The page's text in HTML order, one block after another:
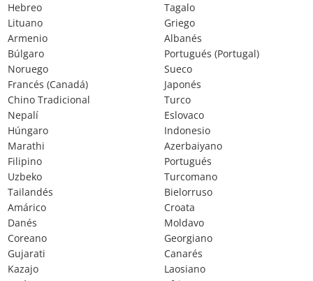
Hebreo
Tagalo
Lituano
Griego
Armenio
Albanés
Búlgaro
Portugués (Portugal)
Noruego
Sueco
Francés (Canadá)
Japonés
Chino Tradicional
Turco
Nepalí
Eslovaco
Húngaro
Indonesio
Marathi
Azerbaiyano
Filipino
Portugués
Uzbeko
Turcomano
Tailandés
Bielorruso
Amárico
Croata
Danés
Moldavo
Coreano
Georgiano
Gujarati
Canarés
Kazajo
Laosiano